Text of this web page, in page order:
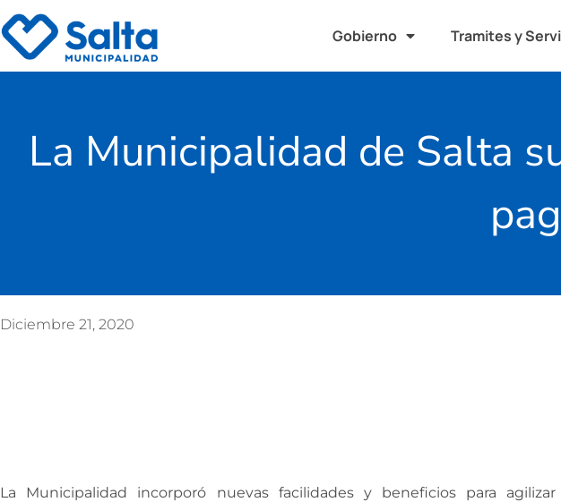
Gobierno Tramites y
La Municipalidad de Salta
Diciembre 21, 2020
La Municipalidad incorporó nuevas facilidades y beneficios para